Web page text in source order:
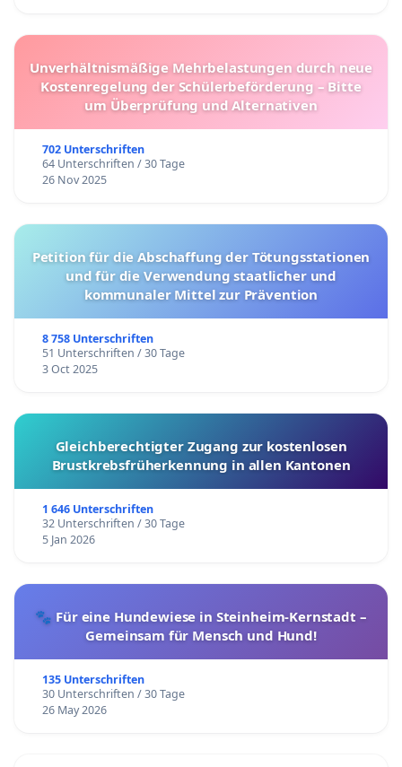
Unverhältnismäßige Mehrbelastungen durch neue
Kostenregelung der Schülerbeförderung – Bitte
um Überprüfung und Alternativen
702 Unterschriften
64 Unterschriften / 30 Tage
26 Nov 2025
Petition für die Abschaffung der Tötungsstationen
und für die Verwendung staatlicher und
kommunaler Mittel zur Prävention
8 758 Unterschriften
51 Unterschriften / 30 Tage
3 Oct 2025
Gleichberechtigter Zugang zur kostenlosen
Brustkrebsfrüherkennung in allen Kantonen
1 646 Unterschriften
32 Unterschriften / 30 Tage
5 Jan 2026
🐾 Für eine Hundewiese in Steinheim-Kernstadt –
Gemeinsam für Mensch und Hund!
135 Unterschriften
30 Unterschriften / 30 Tage
26 May 2026